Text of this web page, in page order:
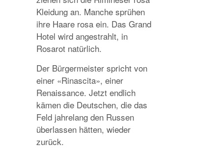
Kleidung an. Manche sprühen
ihre Haare rosa ein. Das Grand
Hotel wird angestrahlt, in
Rosarot natürlich.
Der Bürgermeister spricht von
einer «Rinascita», einer
Renaissance. Jetzt endlich
kämen die Deutschen, die das
Feld jahrelang den Russen
überlassen hätten, wieder
zurück.